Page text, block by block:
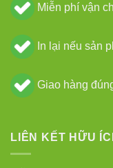
Miễn phí vận
In lại nếu sản
Giao hàng
LIÊN KẾT HỮU